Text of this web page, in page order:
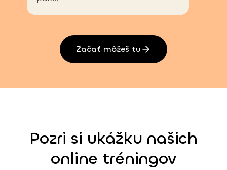
Začať môžeš tu
Pozri si ukážku našich
online tréningov